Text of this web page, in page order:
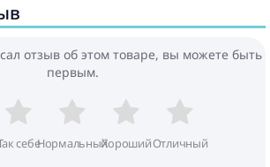
отзыв об этом товаре, вы можете быть
первым.
себеНормальныйХорошийОтличный